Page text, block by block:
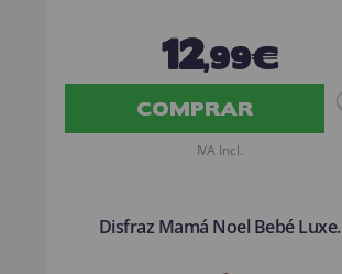
12,99€
COMPRAR
IVA Incl.
Disfraz Mamá Noel Bebé Luxe.